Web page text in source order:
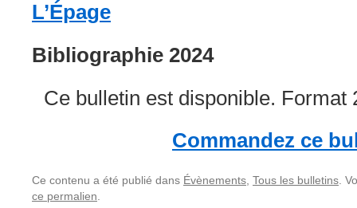
L’Épage
Bibliographie 2024
Ce bulletin est disponible. Format
Commandez ce
Ce contenu a été publié dans Évènements Tous les bulletins .
ce permalien